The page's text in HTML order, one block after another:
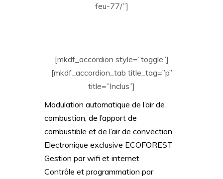
feu-77/”]
[mkdf_accordion style=”toggle”]
[mkdf_accordion_tab title_tag=”p”
title=”Inclus”]
Modulation automatique de l’air de
combustion, de l’apport de
combustible et de l’air de convection
Electronique exclusive ECOFOREST
Gestion par wifi et internet
Contrôle et programmation par